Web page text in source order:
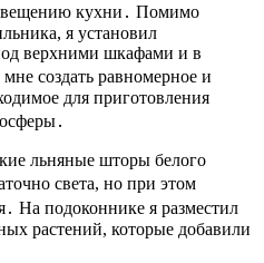
кухни․ Помимо
я установил
верхними шкафами и в
создать равномерное и
для приготовления
льняные шторы белого
света, но при этом
На подоконнике я разместил
растений, которые добавили